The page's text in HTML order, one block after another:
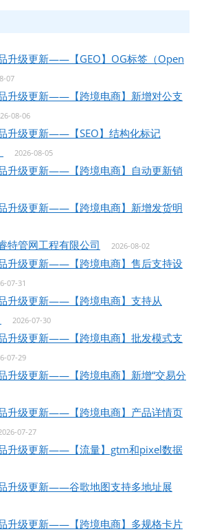
升级更新——【GEO】OG标签（Open
07
升级更新——【跨境电商】新增对公支
08-06
升级更新——【SEO】结构化标记
2026-08-05
升级更新——【跨境电商】自动更新销
升级更新——【跨境电商】新增发货明
特管网工程有限公司 2026-08-02
升级更新——【跨境电商】售后支持设
07-31
升级更新——【跨境电商】支持从
2026-07-30
升级更新——【跨境电商】批发模式支
07-29
升级更新——【跨境电商】新增“交易分
升级更新——【跨境电商】产品详情页
07-27
品升级更新——【流量】gtm和pixel数据
升级更新——谷歌地图支持多地址展
升级更新——【跨境电商】多规格卡片